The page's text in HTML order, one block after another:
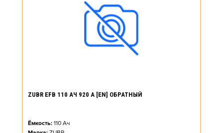
ZUBR EFB 110 АЧ 920 А [EN] ОБРАТНЫЙ
Ёмкость: 110 Ач